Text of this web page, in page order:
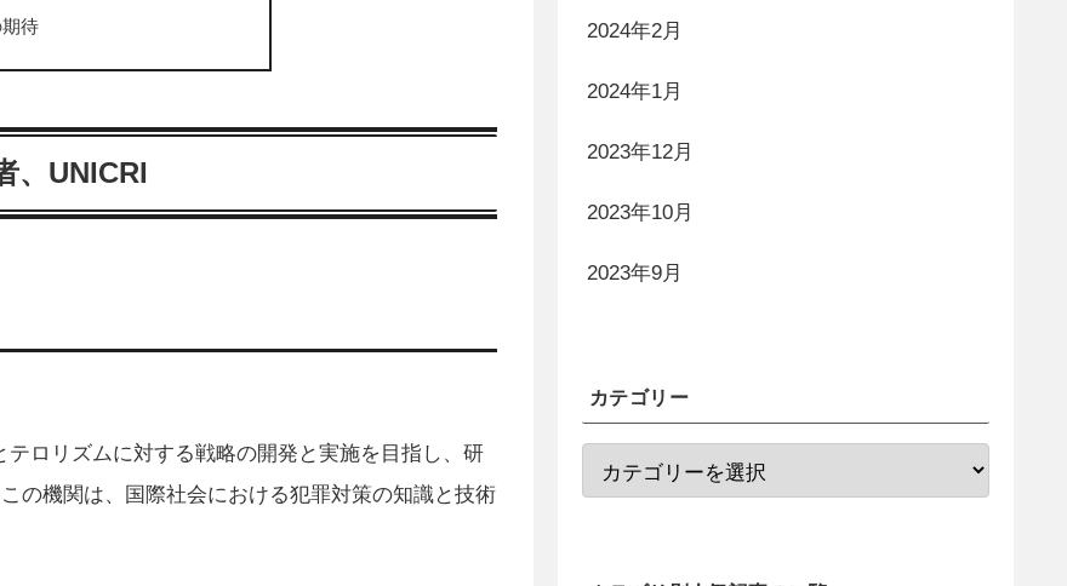
待
、UNICRI
ロリズムに対する戦略の開発と実施を目指し、研
の機関は、国際社会における犯罪対策の知識と技術
2024年2月
2024年1月
2023年12月
2023年10月
2023年9月
カテゴリー